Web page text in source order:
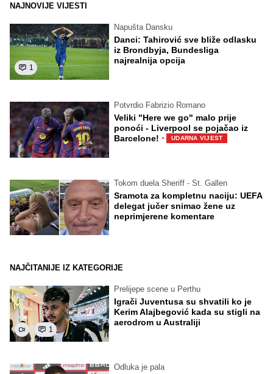
NAJNOVIJE VIJESTI
1
Napušta Dansku
Danci: Tahirović sve bliže odlasku
iz Brondbyja, Bundesliga
najrealnija opcija
Potvrdio Fabrizio Romano
Veliki "Here we go" malo prije
ponoći - Liverpool se pojačao iz
Barcelone! · UDARNA VIJEST
Tokom duela Sheriff - St. Gallen
Sramota za kompletnu naciju: UEFA
delegat jučer snimao žene uz
neprimjerene komentare
NAJČITANIJE IZ KATEGORIJE
1
Prelijepe scene u Perthu
Igrači Juventusa su shvatili ko je
Kerim Alajbegović kada su stigli na
aerodrom u Australiji
Odluka je pala